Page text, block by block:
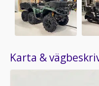
Karta &